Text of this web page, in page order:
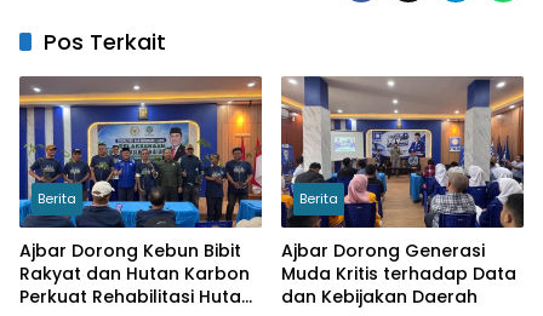
Pos Terkait
Berita
Ajbar Dorong Kebun Bibit
Rakyat dan Hutan Karbon
Perkuat Rehabilitasi Hutan
Berita
Ajbar Dorong Generasi
Muda Kritis terhadap Data
dan Kebijakan Daerah